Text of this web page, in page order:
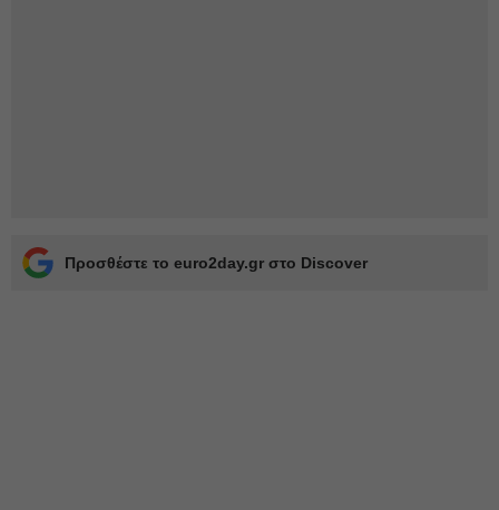
Προσθέστε το euro2day.gr στο Discover